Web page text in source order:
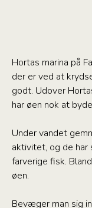
Hortas marina på
der er ved at
godt. Udover
har øen nok at
Under vandet
aktivitet, og de
farverige fisk.
øen.
Bevæger man sig